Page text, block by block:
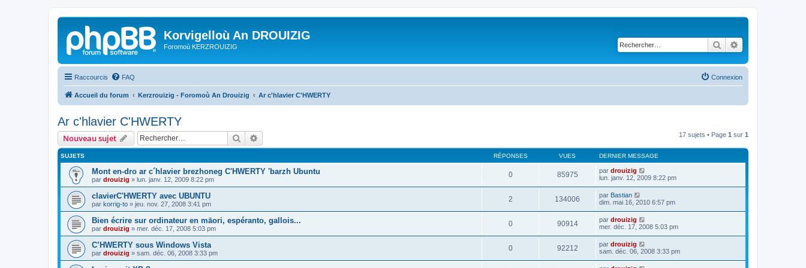
Korvigelloù An DROUIZIG
Foromoù KERZROUIZIG Rechercher
Raccourcis FAQ Connexion
Accueil du forum Kerzrouizig - Foromoù An Drouizig Ar c'hlavier C'HWERTY
Ar c'hlavier C'HWERTY
Nouveau sujet Rechercher 17 sujets • Page 1 sur 1
SUJETS RÉPONSES VUES DERNIER MESSAGE
Mont en-dro ar c´hlavier brezhoneg C'HWERTY 'barzh Ubuntu
par drouizig » lun. janv. 12, 2009 8:22 pm
0 85975 par drouizig
lun. janv. 12, 2009 8:22 pm
clavierC'HWERTY avec UBUNTU
par korrig-to » jeu. nov. 27, 2008 3:41 pm
2 134006 par Bastian
dim. mai 16, 2010 6:57 pm
Bien écrire sur ordinateur en māori, espéranto, gallois...
par drouizig » mer. déc. 17, 2008 5:03 pm
0 90914 par drouizig
mer. déc. 17, 2008 5:03 pm
C’HWERTY sous Windows Vista
par drouizig » sam. déc. 06, 2008 3:33 pm
0 92212 par drouizig
sam. déc. 06, 2008 3:33 pm